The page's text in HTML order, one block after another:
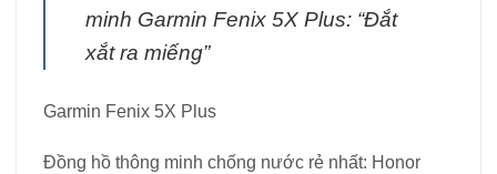
minh Garmin Fenix 5X Plus: “Đắt
xắt ra miếng”
Garmin Fenix 5X Plus
Đồng hồ thông minh chống nước rẻ nhất: Honor